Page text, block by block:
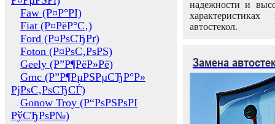
Faw (Р¤Р°РІ)
Fiat (Р¤РёР°С‚)
Ford (Р¤РѕСЂРґ)
Foton (Р¤РѕС‚РѕРЅ)
Geely (Р”Р¶РёР»Рё)
Gmc (Р”Р¶РµРЅРµСЂР°Р»
РјРѕС‚РѕСЂСЃ)
Gonow Troy (Р“РѕРЅРѕРІ
РўСЂРѕР№)
надежности и
автостекол.
Замена